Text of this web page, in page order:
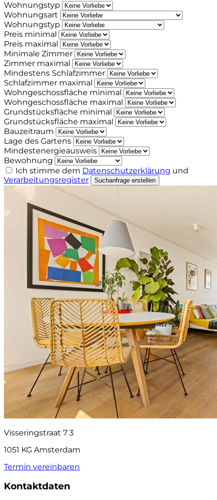
Wohnungstyp
Wohnungsart
Wohnungstyp
Preis minimal
Preis maximal
Minimale Zimmer
Zimmer maximal
Mindestens Schlafzimmer
Schlafzimmer maximal
Wohngeschossfläche minimal
Wohngeschossfläche maximal
Grundstücksfläche minimal
Grundstücksfläche maximal
Bauzeitraum
Lage des Gartens
Mindestenergieausweis
Bewohnung
Ich stimme dem Datenschutzerklärung und
Verarbeitungsregister
Suchanfrage erstellen
Visseringstraat 7 3
1051 KG Amsterdam
Termin vereinbaren
Kontaktdaten